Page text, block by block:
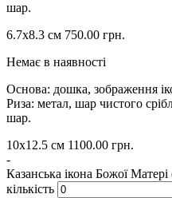
шар.
6.7х8.3 см 750.00 грн.
Немає в наявності
Основа: дошка, зображення
Риза: метал, шар чистого
шар.
10х12.5 см 1100.00 грн.
-
Казанська ікона Божої
кількість